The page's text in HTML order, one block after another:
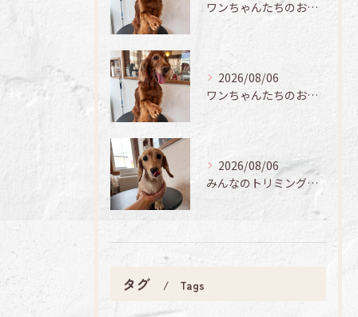
ワンちゃんたちのお手入れ日記🐶✨
2026/08/06
ワンちゃんたちのお手入れ日記🐶✨
2026/08/06
みんなのトリミング日記🌟
タグ Tags